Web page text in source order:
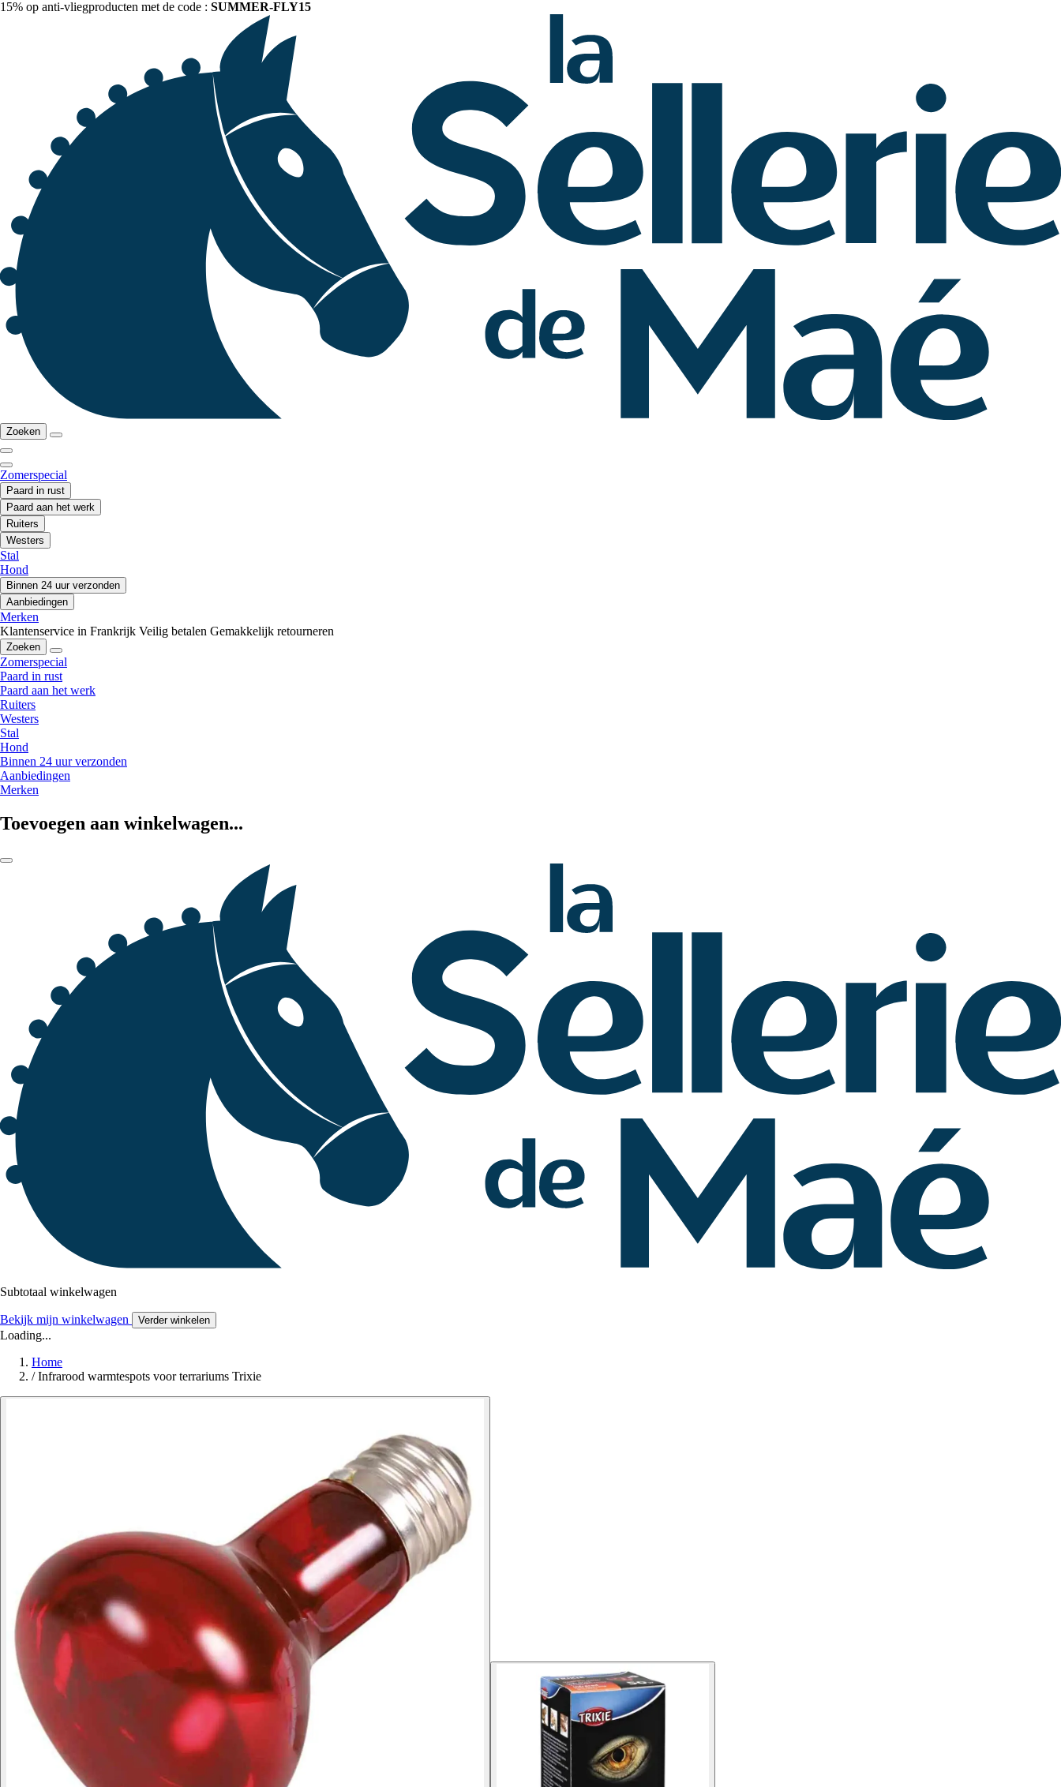
15% op anti-vliegproducten met de code : SUMMER-FLY15
Zoeken
Zomerspecial
Paard in rust
Paard aan het werk
Ruiters
Westers
Stal
Hond
Binnen 24 uur verzonden
Aanbiedingen
Merken
Klantenservice in Frankrijk Veilig betalen Gemakkelijk retourneren
Zoeken
Zomerspecial
Paard in rust
Paard aan het werk
Ruiters
Westers
Stal
Hond
Binnen 24 uur verzonden
Aanbiedingen
Merken
Toevoegen aan winkelwagen...
Subtotaal winkelwagen
Bekijk mijn winkelwagen Verder winkelen
Loading...
Home
/ Infrarood warmtespots voor terrariums Trixie